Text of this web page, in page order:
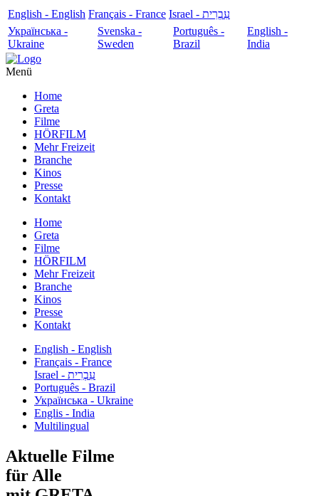
English - English Français - France
עִבְרִית - Israel
Українська -
Ukraine
Svenska -
Sweden
Português -
Brazil
English -
India
Menü
Home
Greta
Filme
HÖRFILM
Mehr Freizeit
Branche
Kinos
Presse
Kontakt
Home
Greta
Filme
HÖRFILM
Mehr Freizeit
Branche
Kinos
Presse
Kontakt
English - English
Français - France
עִבְרִית - Israel
Português - Brazil
Українська - Ukraine
Englis - India
Multilingual
Aktuelle Filme
für Alle